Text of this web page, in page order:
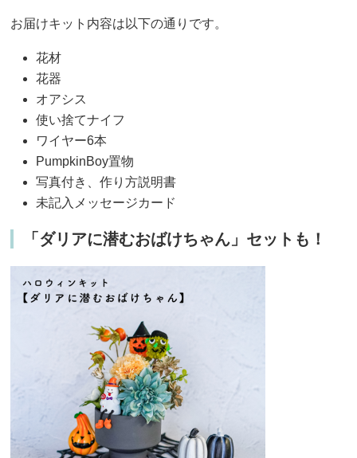
お届けキット内容は以下の通りです。
花材
花器
オアシス
使い捨てナイフ
ワイヤー6本
PumpkinBoy置物
写真付き、作り方説明書
未記入メッセージカード
「ダリアに潜むおばけちゃん」セットも！